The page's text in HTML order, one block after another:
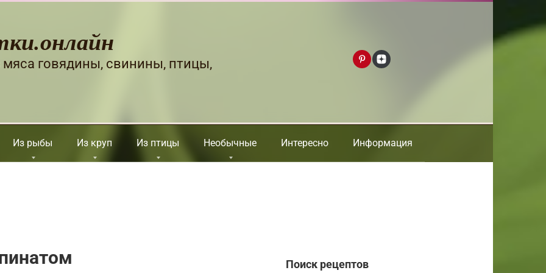
мяса говядины, свинины, птицы,
Из рыбы Из круп Из птицы Необычные Интересно Информация
Поиск рецептов